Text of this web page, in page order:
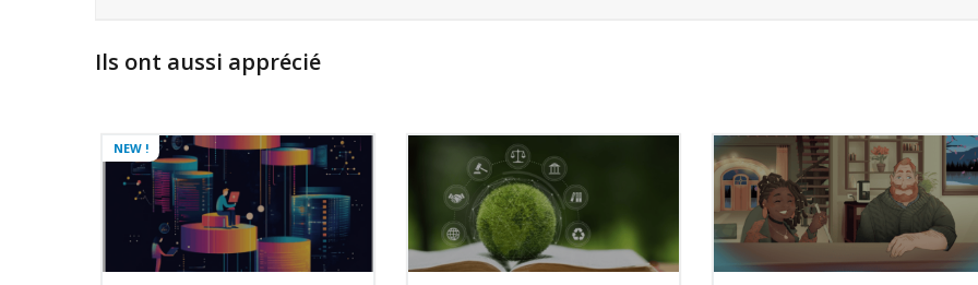
Ils ont aussi apprécié
NEW !